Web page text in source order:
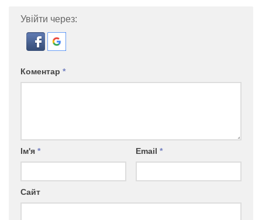
Увійти через:
Коментар *
Ім'я * Email *
Сайт